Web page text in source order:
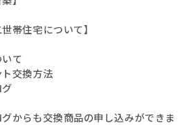
帯住宅について】
て
交換方法
からも交換商品の申し込みができま